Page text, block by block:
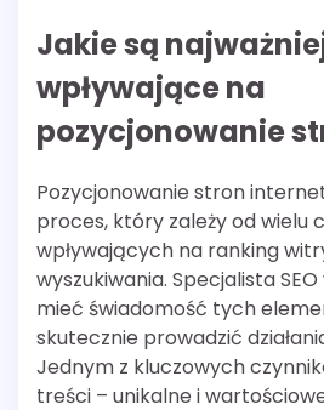
Jakie są
wpływające na
pozycjonowanie
Pozycjonowanie stron
proces, który zależy od wielu
wpływających na ranking
wyszukiwania. Specjalista
mieć świadomość tych
skutecznie prowadzić
Jednym z kluczowych
treści – unikalne i